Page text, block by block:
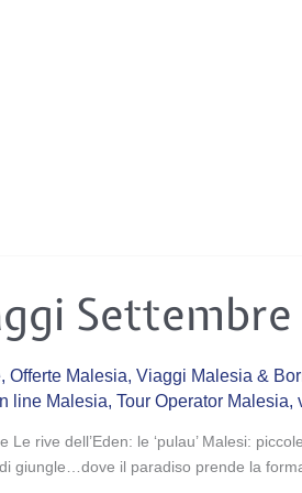
Settembre
, Offerte Malesia, Viaggi Malesia &
line Malesia, Tour Operator Malesia,
rive dell’Eden: le ‘pulau’ Malesi:
giungle…dove il paradiso prende la